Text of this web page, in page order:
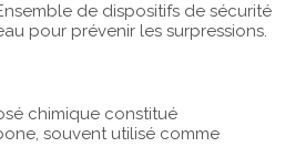
de dispositifs de sécurité
pour prévenir les surpressions.
chimique constitué
souvent utilisé comme